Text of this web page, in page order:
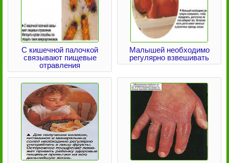
С кишечной палочкой
связывают пищевые
отравления
Малышей необходимо
регулярно взвешивать